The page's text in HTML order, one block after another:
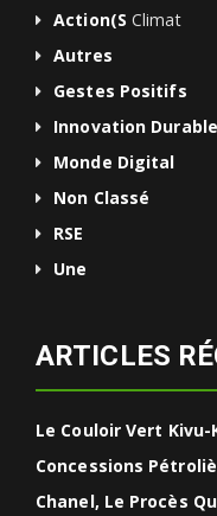
Action(s Climat
Autres
Gestes Positifs
Innovation Durable
Monde Digital
Non Classé
RSE
Une
ARTICLES
Le Couloir Vert
Concessions
Chanel, Le Procès